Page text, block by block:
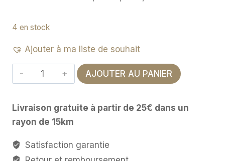
4 en stock
Ajouter à ma liste de souhait
quantité
de
parfumée
Les
Intemporelles
145
AJOUTER AU PANIER
Livraison gratuite à partir de 25€ dans un
rayon de 15km
Satisfaction garantie